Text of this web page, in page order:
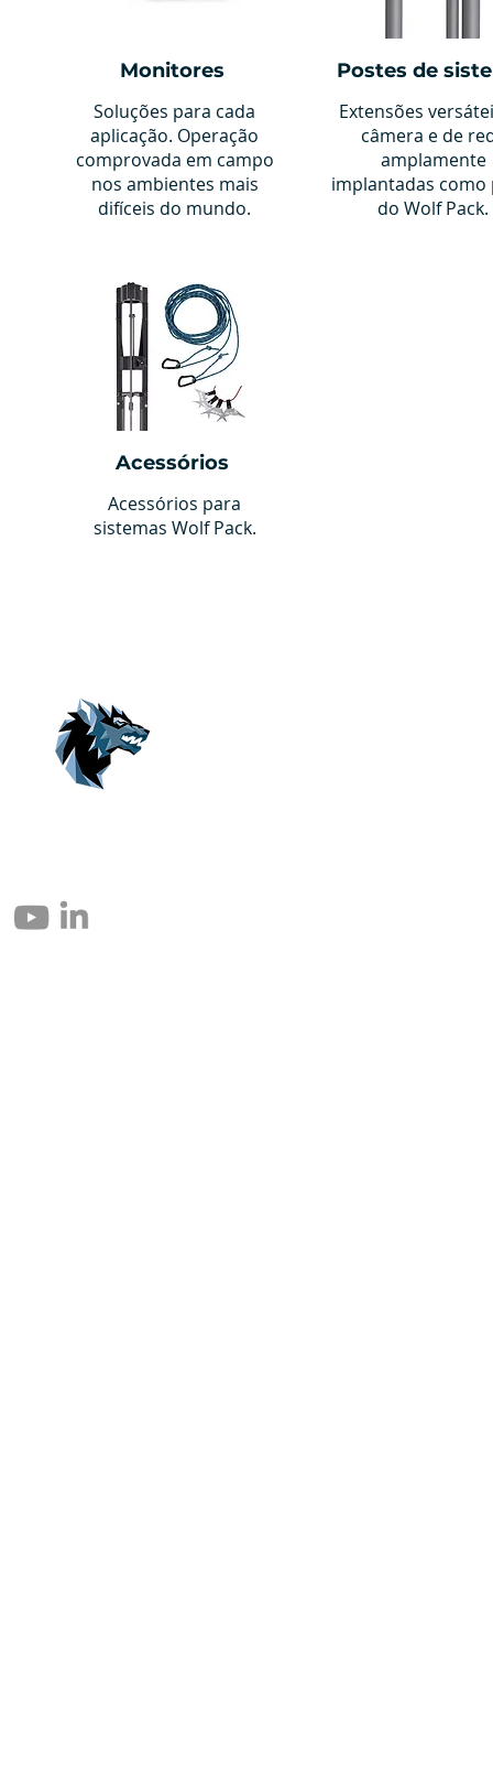
Monitores
Soluções para cada
aplicação. Operação
comprovada em campo
nos ambientes mais
difíceis do mundo.
Acessórios
Acessórios para
sistemas Wolf Pack.
Postes de
Extensões
câmera e de
amplamente
implantadas como
do Wolf Pack.